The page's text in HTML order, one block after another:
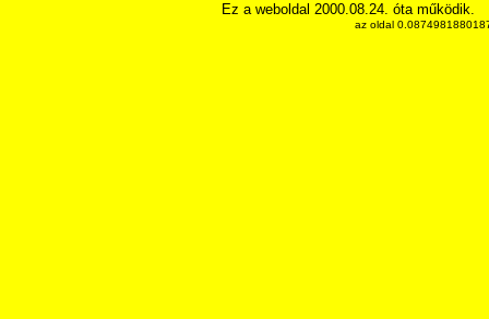
Ez a weboldal 2000.08.24. óta működik.
az oldal